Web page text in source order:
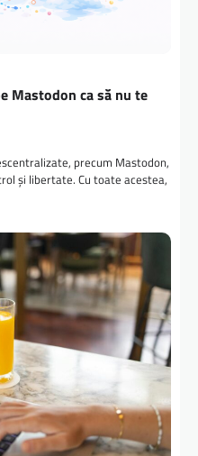
Mastodon ca să nu te
precum Mastodon,
și libertate. Cu toate acestea,